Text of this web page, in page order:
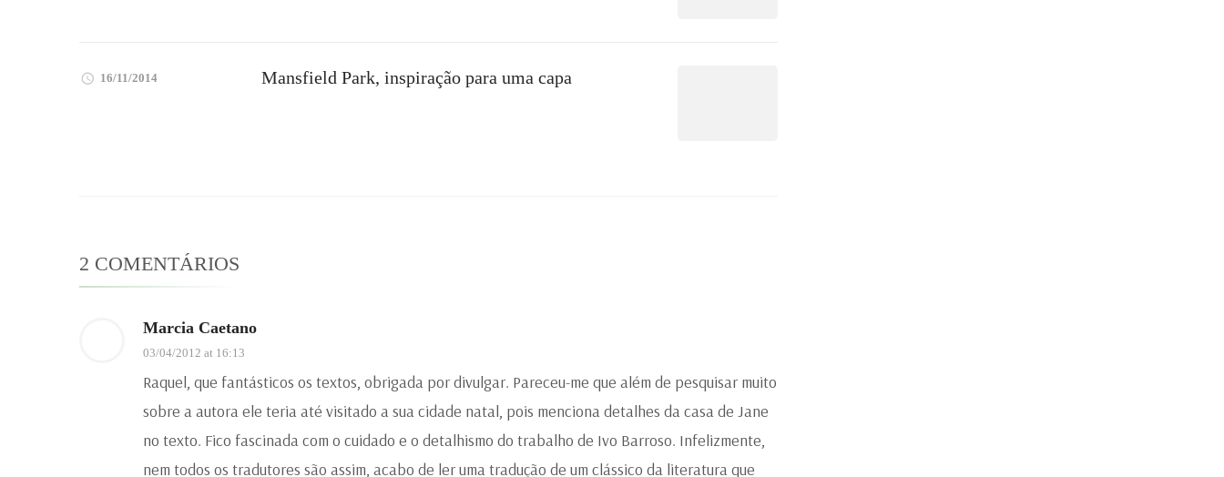
16/11/2014 Mansfield Park, inspiração para uma capa
2 COMENTÁRIOS
Marcia Caetano
03/04/2012 at 16:13
Raquel, que fantásticos os textos, obrigada por divulgar. Pareceu-me que além de pesquisar muito
sobre a autora ele teria até visitado a sua cidade natal, pois menciona detalhes da casa de Jane
no texto. Fico fascinada com o cuidado e o detalhismo do trabalho de Ivo Barroso. Infelizmente,
nem todos os tradutores são assim, acabo de ler uma tradução de um clássico da literatura que